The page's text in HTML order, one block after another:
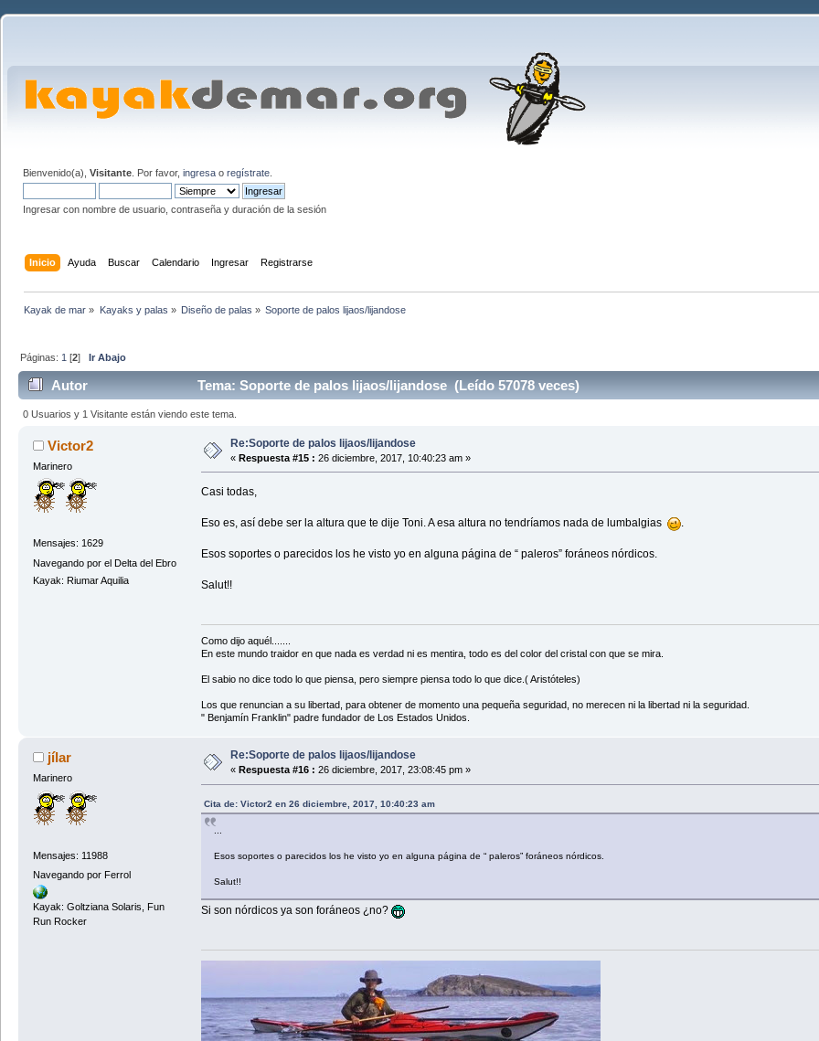
Bienvenido(a), Visitante . Por favor, ingresa o regístrate
Ingresar con nombre de usuario, contraseña y duración de la sesión
Inicio Ayuda Buscar Calendario Ingresar Registrarse
Kayak de mar » Kayaks y palas » Diseño de palas » Soporte de palos lijaos/lijandose
Páginas: 1 [2]Ir Abajo
Autor Tema: Soporte de palos lijaos/lijandose (Leído 57078 veces)
0 Usuarios y 1 Visitante están viendo este tema.
Victor2
Marinero
Mensajes: 1629
Navegando por el Delta del Ebro
Kayak: Riumar Aquilia
Re:Soporte de palos lijaos/lijandose
« Respuesta #15 : 26 diciembre, 2017, 10:40:23 am »
Casi todas,
Eso es, así debe ser la altura que te dije Toni. A esa altura no tendríamos nada de lumbalgias .
Esos soportes o parecidos los he visto yo en alguna página de “ paleros” foráneos nórdicos.
Salut!!
Como dijo aquél.......
En este mundo traidor en que nada es verdad ni es mentira, todo es del color del cristal con que se mira.
El sabio no dice todo lo que piensa, pero siempre piensa todo lo que dice.( Aristóteles)
Los que renuncian a su libertad, para obtener de momento una pequeña seguridad, no merecen ni la libertad ni la seguridad.
" Benjamín Franklin" padre fundador de Los Estados Unidos.
jílar
Marinero
Mensajes: 11988
Navegando por Ferrol
Kayak: Goltziana Solaris, Fun
Run Rocker
Re:Soporte de palos lijaos/lijandose
« Respuesta #16 : 26 diciembre, 2017, 23:08:45 pm »
Cita de: Victor2 en 26 diciembre, 2017, 10:40:23 am
Esos soportes o parecidos los he visto yo en alguna página de “ paleros” foráneos nórdicos.
Salut!!
Si son nórdicos ya son foráneos ¿no?